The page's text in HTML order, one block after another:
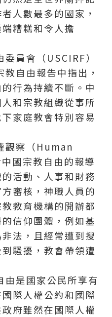
人數最多的國家，
糟糕和令人擔
員會（USCIRF）
自由報告中指出，
行為持續不斷。中
和宗教組織從事所
家庭教會特別容易
察（Human
國宗教自由的報導
活動、人事和財務
審核，神職人員的
教育機構的開辦都
信仰團體，例如基
法，且經常遭到搜
騷擾，教會帶領遭
由是國家公民所享有
際人權公約和國際
府雖然在國際人權